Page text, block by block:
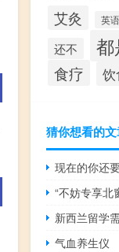
艾灸 英语
还不 都
食疗 饮
猜你想看的
现在的你还
“不妨专享北
新西兰留学
气血养生仪